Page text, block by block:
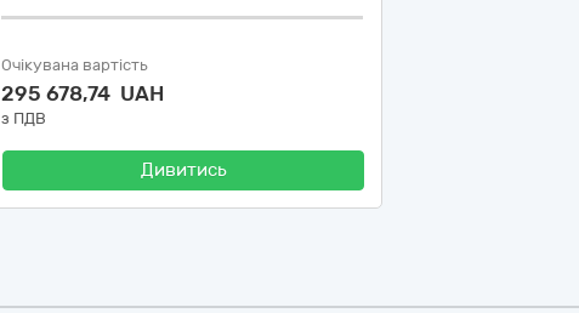
Очікувана вартість
295 678,74 UAH
з ПДВ
Дивитись